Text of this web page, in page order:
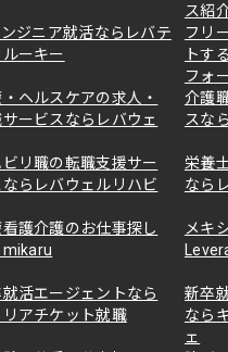
ス紹
ンジニア就活ならレバテ
ルーキー
フリ
トす
フォ
・ヘルスケアの求人・
ービスならレバウェ
介護
スな
ビリ職の転職支援サー
ならレバウェルリハビ
栄養
なら
看護介護のお仕事探し
mikaru
メキ
活エージェントなら
リアチケット就職
新卒
なら
ェ